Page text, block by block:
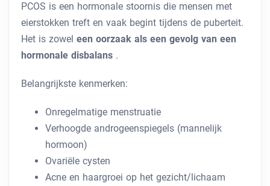
PCOS is een hormonale stoornis die mensen met
eierstokken treft en vaak begint tijdens de puberteit.
Het is zowel een oorzaak als een gevolg van een
hormonale disbalans .
Belangrijkste kenmerken:
Onregelmatige menstruatie
Verhoogde androgeenspiegels (mannelijk
hormoon)
Ovariële cysten
Acne en haargroei op het gezicht/lichaam